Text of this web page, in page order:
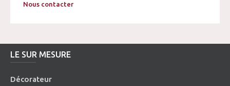
Nous contacter
LE SUR MESURE
Décorateur